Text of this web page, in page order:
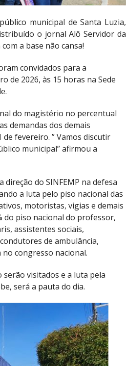
municipal de Santa Luzia,
o jornal Alô Servidor da
a base não cansa!
convidados para a
de 2026, às 15 horas na Sede
do magistério no percentual
demandas dos demais
fevereiro. ” Vamos discutir
municipal” afirmou a
do SINFEMP na defesa
a luta pelo piso nacional das
motoristas, vigias e demais
do piso nacional do professor,
assistentes sociais,
de ambulância,
congresso nacional.
visitados e a luta pela
será a pauta do dia.